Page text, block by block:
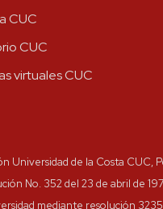
CUC
CUC
virtuales CUC
Universidad de la Costa CUC,
No. 352 del 23 de abril de
mediante resolución